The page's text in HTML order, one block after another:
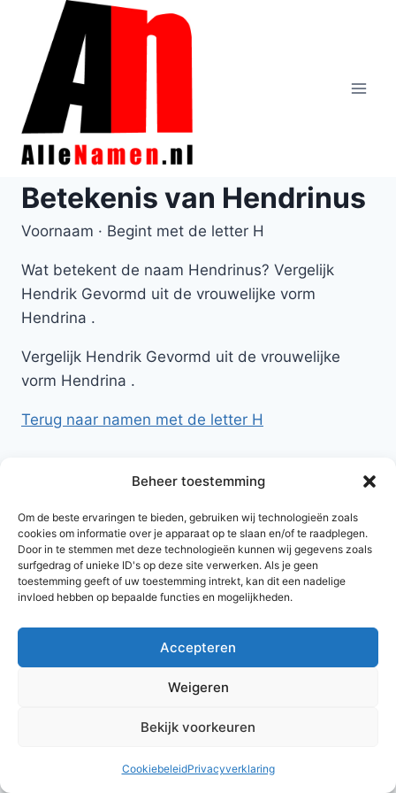
Beheer toestemming
Om de beste ervaringen te bieden, gebruiken wij technologieën zoals
cookies om informatie over je apparaat op te slaan en/of te raadplegen.
Door in te stemmen met deze technologieën kunnen wij gegevens zoals
surfgedrag of unieke ID's op deze site verwerken. Als je geen
toestemming geeft of uw toestemming intrekt, kan dit een nadelige
invloed hebben op bepaalde functies en mogelijkheden.
Accepteren
Weigeren
Bekijk voorkeuren
CookiebeleidPrivacyverklaring
Doorgaan
inhoud
Betekenis van Hendrinus
Voornaam · Begint met de letter H
Wat betekent de naam Hendrinus? Vergelijk
Hendrik Gevormd uit de vrouwelijke vorm
Hendrina .
Vergelijk Hendrik Gevormd uit de vrouwelijke
vorm Hendrina .
Terug naar namen met de letter H
© 2026 AlleNamen.nl